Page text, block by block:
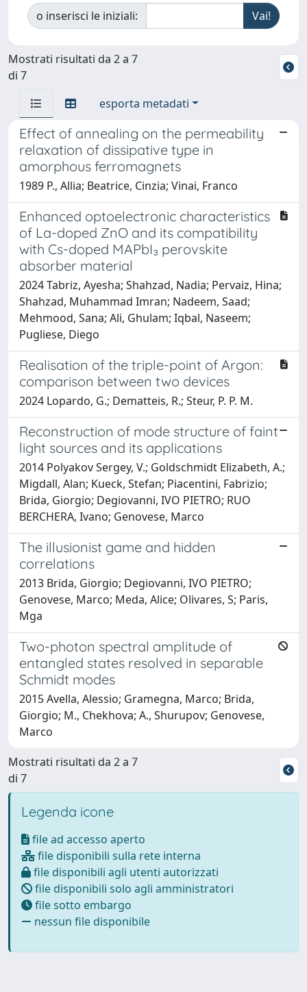
o inserisci le iniziali:
Mostrati risultati da 2 a 7
di 7
esporta metadati
Effect of annealing on the permeability
relaxation of dissipative type in
amorphous ferromagnets
1989 P., Allia; Beatrice, Cinzia; Vinai, Franco
Enhanced optoelectronic characteristics
of La-doped ZnO and its compatibility
with Cs-doped MAPbI₃ perovskite
absorber material
2024 Tabriz, Ayesha; Shahzad, Nadia; Pervaiz, Hina;
Shahzad, Muhammad Imran; Nadeem, Saad;
Mehmood, Sana; Ali, Ghulam; Iqbal, Naseem;
Pugliese, Diego
Realisation of the triple-point of Argon:
comparison between two devices
2024 Lopardo, G.; Dematteis, R.; Steur, P. P. M.
Reconstruction of mode structure of faint
light sources and its applications
2014 Polyakov Sergey, V.; Goldschmidt Elizabeth, A.;
Migdall, Alan; Kueck, Stefan; Piacentini, Fabrizio;
Brida, Giorgio; Degiovanni, IVO PIETRO; RUO
BERCHERA, Ivano; Genovese, Marco
The illusionist game and hidden
correlations
2013 Brida, Giorgio; Degiovanni, IVO PIETRO;
Genovese, Marco; Meda, Alice; Olivares, S; Paris,
Mga
Two-photon spectral amplitude of
entangled states resolved in separable
Schmidt modes
2015 Avella, Alessio; Gramegna, Marco; Brida,
Giorgio; M., Chekhova; A., Shurupov; Genovese,
Marco
Mostrati risultati da 2 a 7
di 7
Legenda icone
file ad accesso aperto
file disponibili sulla rete interna
file disponibili agli utenti autorizzati
file disponibili solo agli amministratori
file sotto embargo
nessun file disponibile